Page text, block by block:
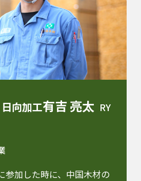
向加工有吉 亮太 RY
参加した時に、中国木材の